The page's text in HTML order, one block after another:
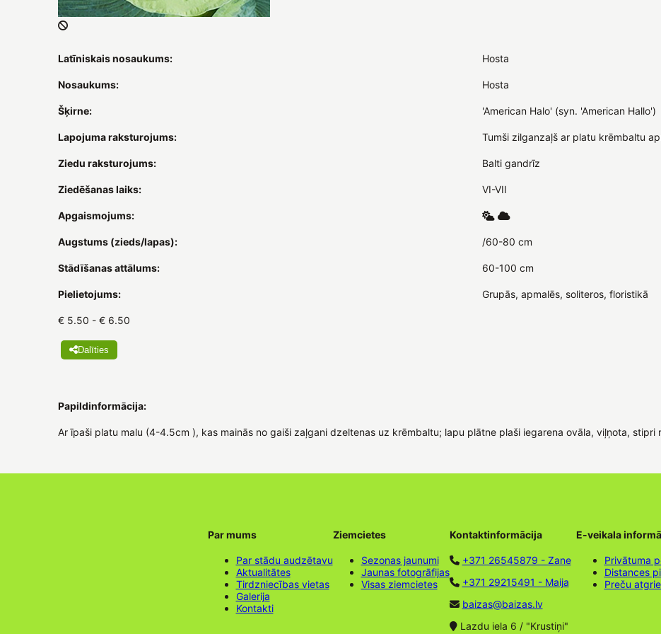
Latīniskais nosaukums: Hosta
Nosaukums: Hosta
Šķirne: 'American Halo' (syn. 'American Hallo')
Lapojuma raksturojums: Tumši zilganzaļš ar platu krēmbaltu
Ziedu raksturojums: Balti gandrīz
Ziedēšanas laiks: VI-VII
Apgaismojums:
Augstums (zieds/lapas): /60-80 cm
Stādīšanas attālums: 60-100 cm
Pielietojums: Grupās, apmalēs, soliteros, floristikā
€ 5.50 - € 6.50
Dalīties
Papildinformācija:
Ar īpaši platu malu (4-4.5cm ), kas mainās no gaiši zaļgani dzeltenas uz krēmbaltu; lapu plātne plaši iegarena ovāla, viļņota, stipri
Par mums
Par stādu audzētavu
Aktualitātes
Tirdzniecības vietas
Galerija
Kontakti
Ziemcietes
Sezonas jaunumi
Jaunas fotogrāfijas
Visas ziemcietes
Kontaktinformācija
+371 26545879 - Zane
+371 29215491 - Maija
baizas@baizas.lv
Lazdu iela 6 / "Krustiņi"
E-veikala
Privātuma
Distances
Preču